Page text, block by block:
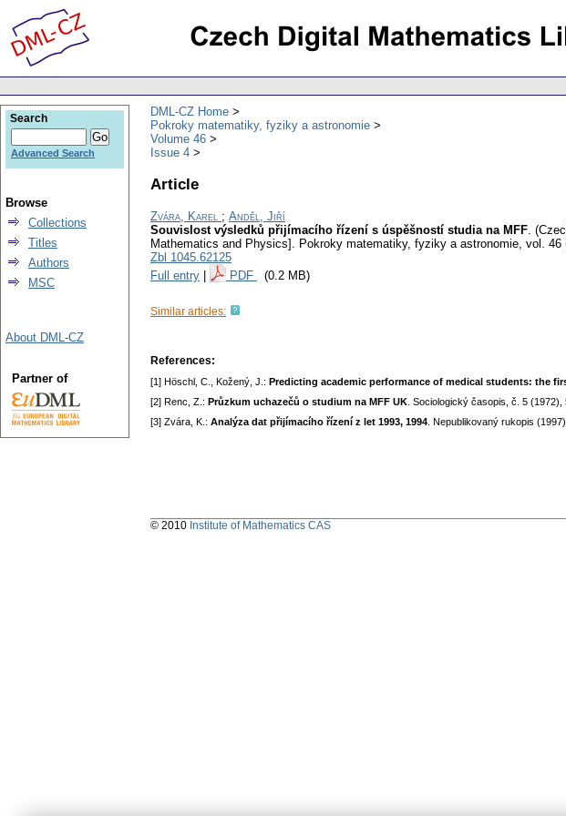
DML-CZ Home
Pokroky matematiky, fyziky a astronomie
Volume 46
Issue 4
Article
Zvára, Karel ; Anděl, Jiří
Souvislost výsledků přijímacího řízení s úspěšností studia na MFF.
Mathematics and Physics]. Pokroky matematiky, fyziky a astronomie, vol. 46
Zbl 1045.62125
Full entry
PDF (0.2 MB)
Similar articles:
References:
[1] Höschl, C., Kožený, J.: Predicting academic performance of medical students: the
[2] Renc, Z.: Průzkum uchazečů o studium na MFF UK . Sociologický časopis, č. 5 (1972),
[3] Zvára, K.: Analýza dat přijímacího řízení z let 1993, 1994 . Nepublikovaný rukopis (1997).
Search
Advanced Search
Browse
Collections
Titles
Authors
MSC
About DML-CZ
Partner of
© 2010 Institute of Mathematics CAS